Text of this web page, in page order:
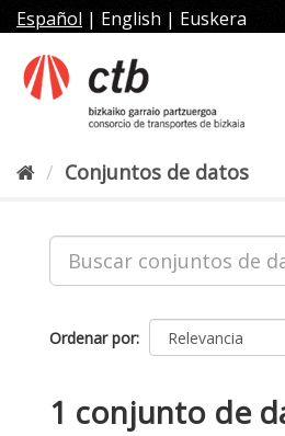
al
contenido
Español | English | Euskera
Conjuntos de datos
Ordenar por
1 conjunto de